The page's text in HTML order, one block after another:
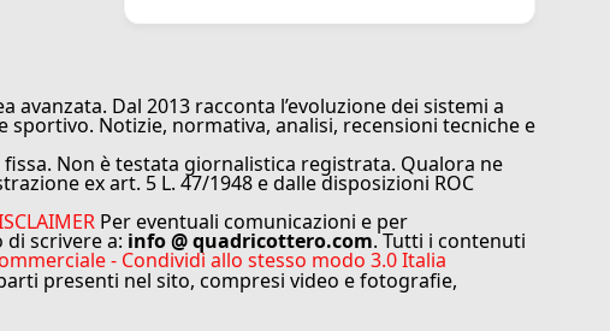
Dal 2013 racconta l’evoluzione dei sistemi a
Notizie, normativa, analisi, recensioni tecniche e
Non è testata giornalistica registrata. Qualora ne
ex art. 5 L. 47/1948 e dalle disposizioni ROC
Per eventuali comunicazioni e per
di scrivere a: info @ quadricottero.com. Tutti i contenuti
- Condividi allo stesso modo 3.0 Italia
presenti nel sito, compresi video e fotografie,